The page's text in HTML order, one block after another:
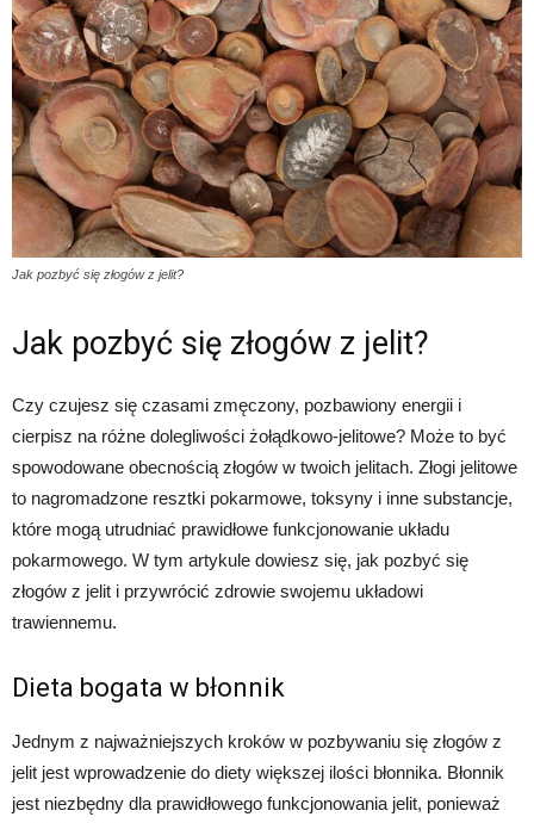
Jak pozbyć się złogów z jelit?
Jak pozbyć się złogów z jelit?
Czy czujesz się czasami zmęczony, pozbawiony energii i
cierpisz na różne dolegliwości żołądkowo-jelitowe? Może to być
spowodowane obecnością złogów w twoich jelitach. Złogi jelitowe
to nagromadzone resztki pokarmowe, toksyny i inne substancje,
które mogą utrudniać prawidłowe funkcjonowanie układu
pokarmowego. W tym artykule dowiesz się, jak pozbyć się
złogów z jelit i przywrócić zdrowie swojemu układowi
trawiennemu.
Dieta bogata w błonnik
Jednym z najważniejszych kroków w pozbywaniu się złogów z
jelit jest wprowadzenie do diety większej ilości błonnika. Błonnik
jest niezbędny dla prawidłowego funkcjonowania jelit, ponieważ